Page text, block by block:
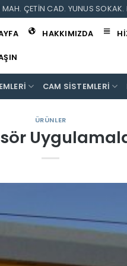
MAH. ÇETIN CAD. YUNUS
HAKKIMIZDA
CAM SISTEMLERI
ÜRÜNLER